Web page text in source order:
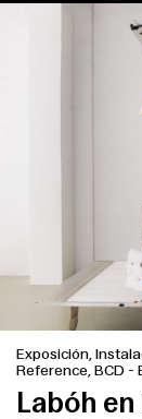
Exposición,
Reference, BCD -
Labóh